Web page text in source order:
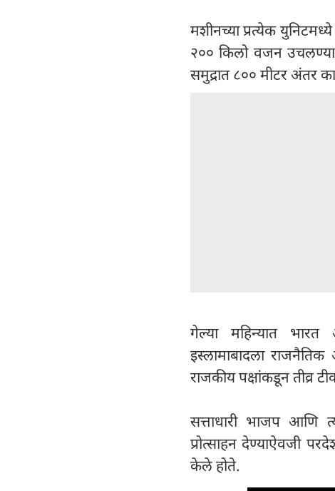
मशीनच्या प्रत्येक
२०० किलो वजन
समुद्रात ८०० मीटर
गेल्या महिन्यात भारत
इस्लामाबादला राजनैतिक
राजकीय पक्षांकडून तीव्र
सत्ताधारी भाजप आणि
प्रोत्साहन देण्याऐवजी
केले होते.